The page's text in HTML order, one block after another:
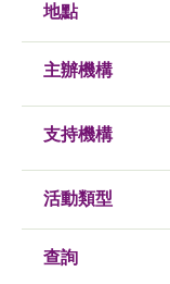
地點
主辦機構
支持機構
活動類型
查詢